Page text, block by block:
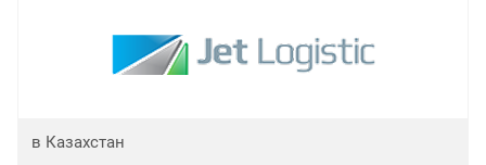
в Казахстан